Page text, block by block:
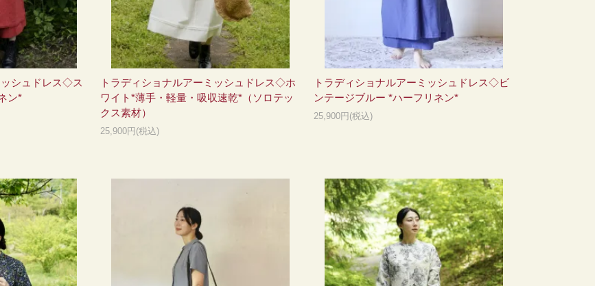
ッシュドレス◇ス
ン*
トラディショナルアーミッシュドレス◇ホ
ワイト*薄手・軽量・吸収速乾*（ソロテッ
クス素材）
25,900円(税込)
トラディショナルアーミッシュドレス◇ビ
ンテージブルー *ハーフリネン*
25,900円(税込)